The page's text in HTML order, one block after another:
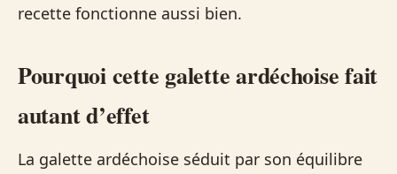
recette fonctionne aussi bien.
Pourquoi cette galette ardéchoise fait
autant d’effet
La galette ardéchoise séduit par son équilibre